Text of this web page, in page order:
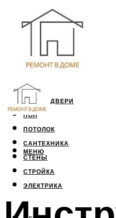
ОКНА И ДВЕРИ
ПОЛ
ПОТОЛОК
САНТЕХНИКА
СТЕНЫ
СТРОЙКА
ЭЛЕКТРИКА
МЕНЮ